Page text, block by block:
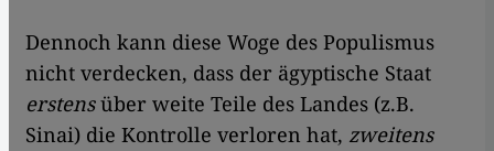
Dennoch kann diese Woge des Populismus
nicht verdecken, dass der ägyptische Staat
erstensüber weite Teile des Landes (z.B.
Sinai) die Kontrolle verloren hat, zweitens